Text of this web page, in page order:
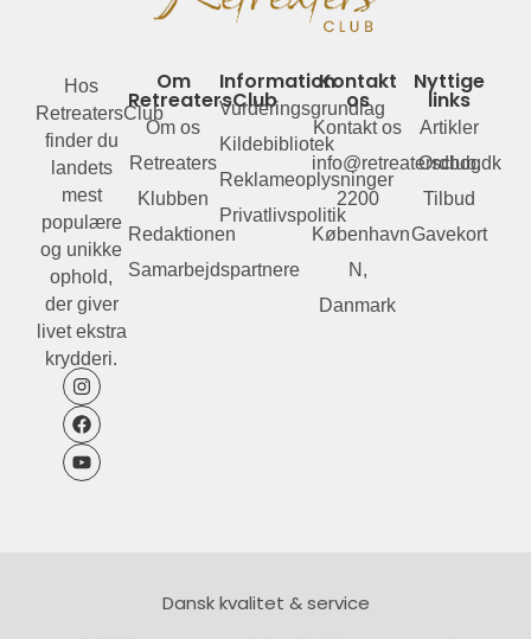
Hos
RetreatersClub
finder du
landets
mest
populære
og unikke
ophold,
der giver
livet ekstra
krydderi.
Om
RetreatersClub
Om os
Retreaters
Klubben
Redaktionen
Samarbejdspartnere
Information
Vurderingsgrundlag
Kildebibliotek
Reklameoplysninger
Privatlivspolitik
Kontakt
os
Kontakt os
info@retreatersclub.dk
2200
København
N,
Danmark
Nyttige
links
Artikler
Ordbog
Tilbud
Gavekort
Dansk kvalitet & service